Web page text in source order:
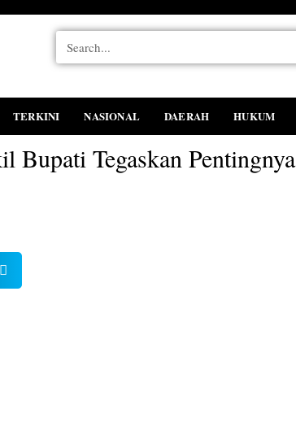
TERKINI NASIONAL DAERAH HUKUM
Bupati Tegaskan Pentingnya